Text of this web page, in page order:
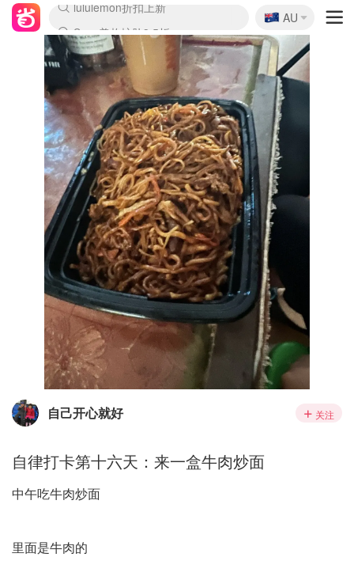
lululemon折扣上新
Sasa美妆护肤3.5折
SSENSE年中3折
FreshBeauty好价汇总
Cettire降价+叠9折
Farfetch折上8折
WWS Coles超市实拍
viagogo二手票捡漏
Myer清仓1折起
The Outnet奢牌1折起
David Jones 3折起
Flannels大牌1折
Perfumes Club护肤1折
AMIRO返校季6.2折
Oweek抽奖送Airpods
Amazon折扣汇总
eToro入金$200送$50
Amazon数码好物
ICONIC本周7.5折
ThedoubleF高奢地板价
Moose Knuckles 6折
丝芙兰5折起
EUFY官网3.7折起
Selenichast首饰2折
Trip机票酒店促销
YSL送5件彩妆礼
Amazon家居好物
BIGBANG巡演开票
David Jones时尚3折
Amazon美妆护肤
雅漾大喷$8
过敏原检测盒$33
伊索独家赠50ml沐浴露
科颜氏清仓3折
SEALIFE海洋馆门票6折
丝塔芙大白罐$16
订阅Newsletter送香薰
Cult Beauty 6.8折
Harrods圣诞日历2.3折
LN-CC奢牌私促3折
d'Alba空姐喷雾$16
EVE LOM套装逆天2折
Bernardelli独家4折
Adore Beauty 6折起
CT圣诞日历
Mytheresa奢品2.7折
Luxury Escapes 9折
Currentbody美容仪9折
卡诗9折+赠4件礼
MOON Garden Live
ALLSAINTS美衣3折
Roborock扫地机3.7折
Tingo Life水杯$24
Valentino官网5折
CR洗发护发6.3折
🇦🇺
AU
自己开心就好 关注
自律打卡第十六天：来一盒牛肉炒面
中午吃牛肉炒面
里面是牛肉的